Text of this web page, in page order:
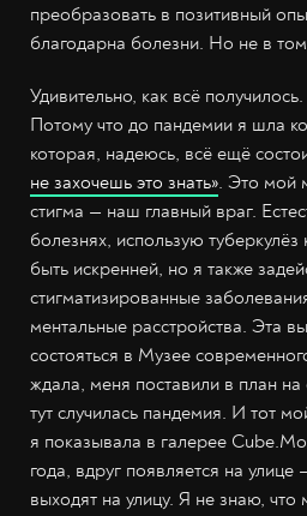
преобразовать в позитивный
благодарна болезни. Но не в
Удивительно, как всё
Потому что до пандемии я шла
которая, надеюсь, всё ещё
не захочешь это знать». Это мой
стигма — наш главный враг.
болезнях, использую туберкулёз
быть искренней, но я также
стигматизированные
ментальные расстройства. Эта
состояться в Музее
ждала, меня поставили в план на
тут случилась пандемия. И тот
я показывала в галерее
года, вдруг появляется на
выходят на улицу. Я не знаю, что